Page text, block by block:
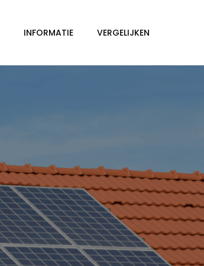
INFORMATIE VERGELIJKEN